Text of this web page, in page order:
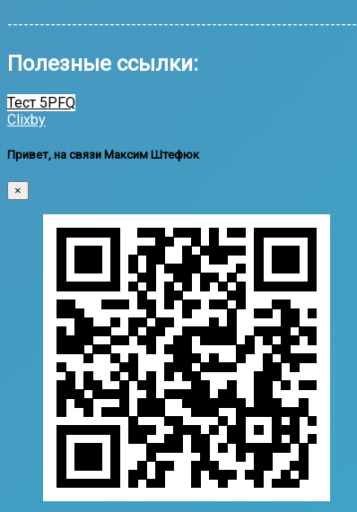
-----------------------------------------------------------------
Полезные ссылки:
Тест 5PFQ
Clixby
Привет, на связи Максим Штефюк
×